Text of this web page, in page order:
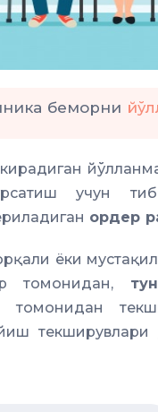
беморни
кирадиган
учун
ордер
ёки
томонидан,
томонидан
текширувлари